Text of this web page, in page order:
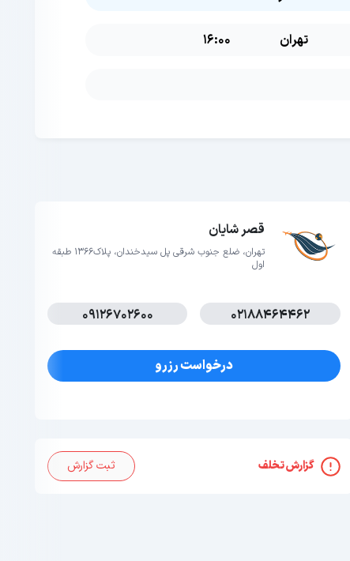
تهران 16:00
قصر شایان
تهران، ضلع جنوب شرقی پل سیدخندان، پلاک1366 طبقه
اول
02188464462
09126702600
درخواست رزرو
گزارش تخلف ثبت گزارش